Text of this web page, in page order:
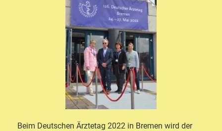
Beim Deutschen Ärztetag 2022 in Bremen wird der